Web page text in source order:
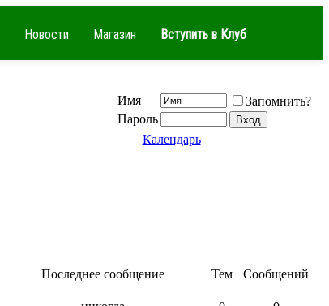
Новости Магазин Вступить в Клуб
Имя
Запомнить?
Пароль
Календарь
Последнее сообщение Тем
Сообщений